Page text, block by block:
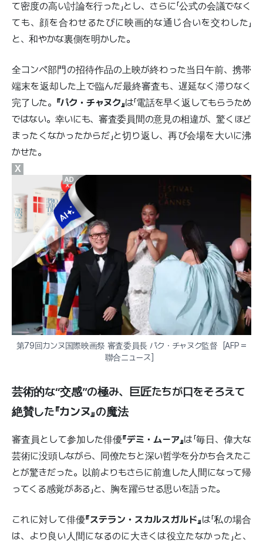
て密度の高い討論を行った」とし、さらに「公式の会議でなく
ても、顔を合わせるたびに映画的な通じ合いを交わした」
と、和やかな裏側を明かした。
全コンペ部門の招待作品の上映が終わった当日午前、携帯
端末を返却した上で臨んだ最終審査も、遅延なく滞りなく
完了した。 『パク・チャヌク』は「電話を早く返してもらうため
ではない。幸いにも、審査委員間の意見の相違が、驚くほど
まったくなかったからだ」と切り返し、再び会場を大いに沸
かせた。
第79回カンヌ国際映画祭 審査委員長 パク・チャヌク監督［AFP＝
聯合ニュース］
芸術的な“交感”の極み、巨匠たちが口をそろえて
絶賛した『カンヌ』の魔法
審査員として参加した俳優『デミ・ムーア』は「毎日、偉大な
芸術に没頭しながら、同僚たちと深い哲学を分かち合えたこ
とが驚きだった。以前よりもさらに前進した人間になって帰
ってくる感覚がある」と、胸を躍らせる思いを語った。
これに対して俳優『ステラン・スカルスガルド』は「私の場合
は、より良い人間になるのに大きくは役立たなかった」と、
X